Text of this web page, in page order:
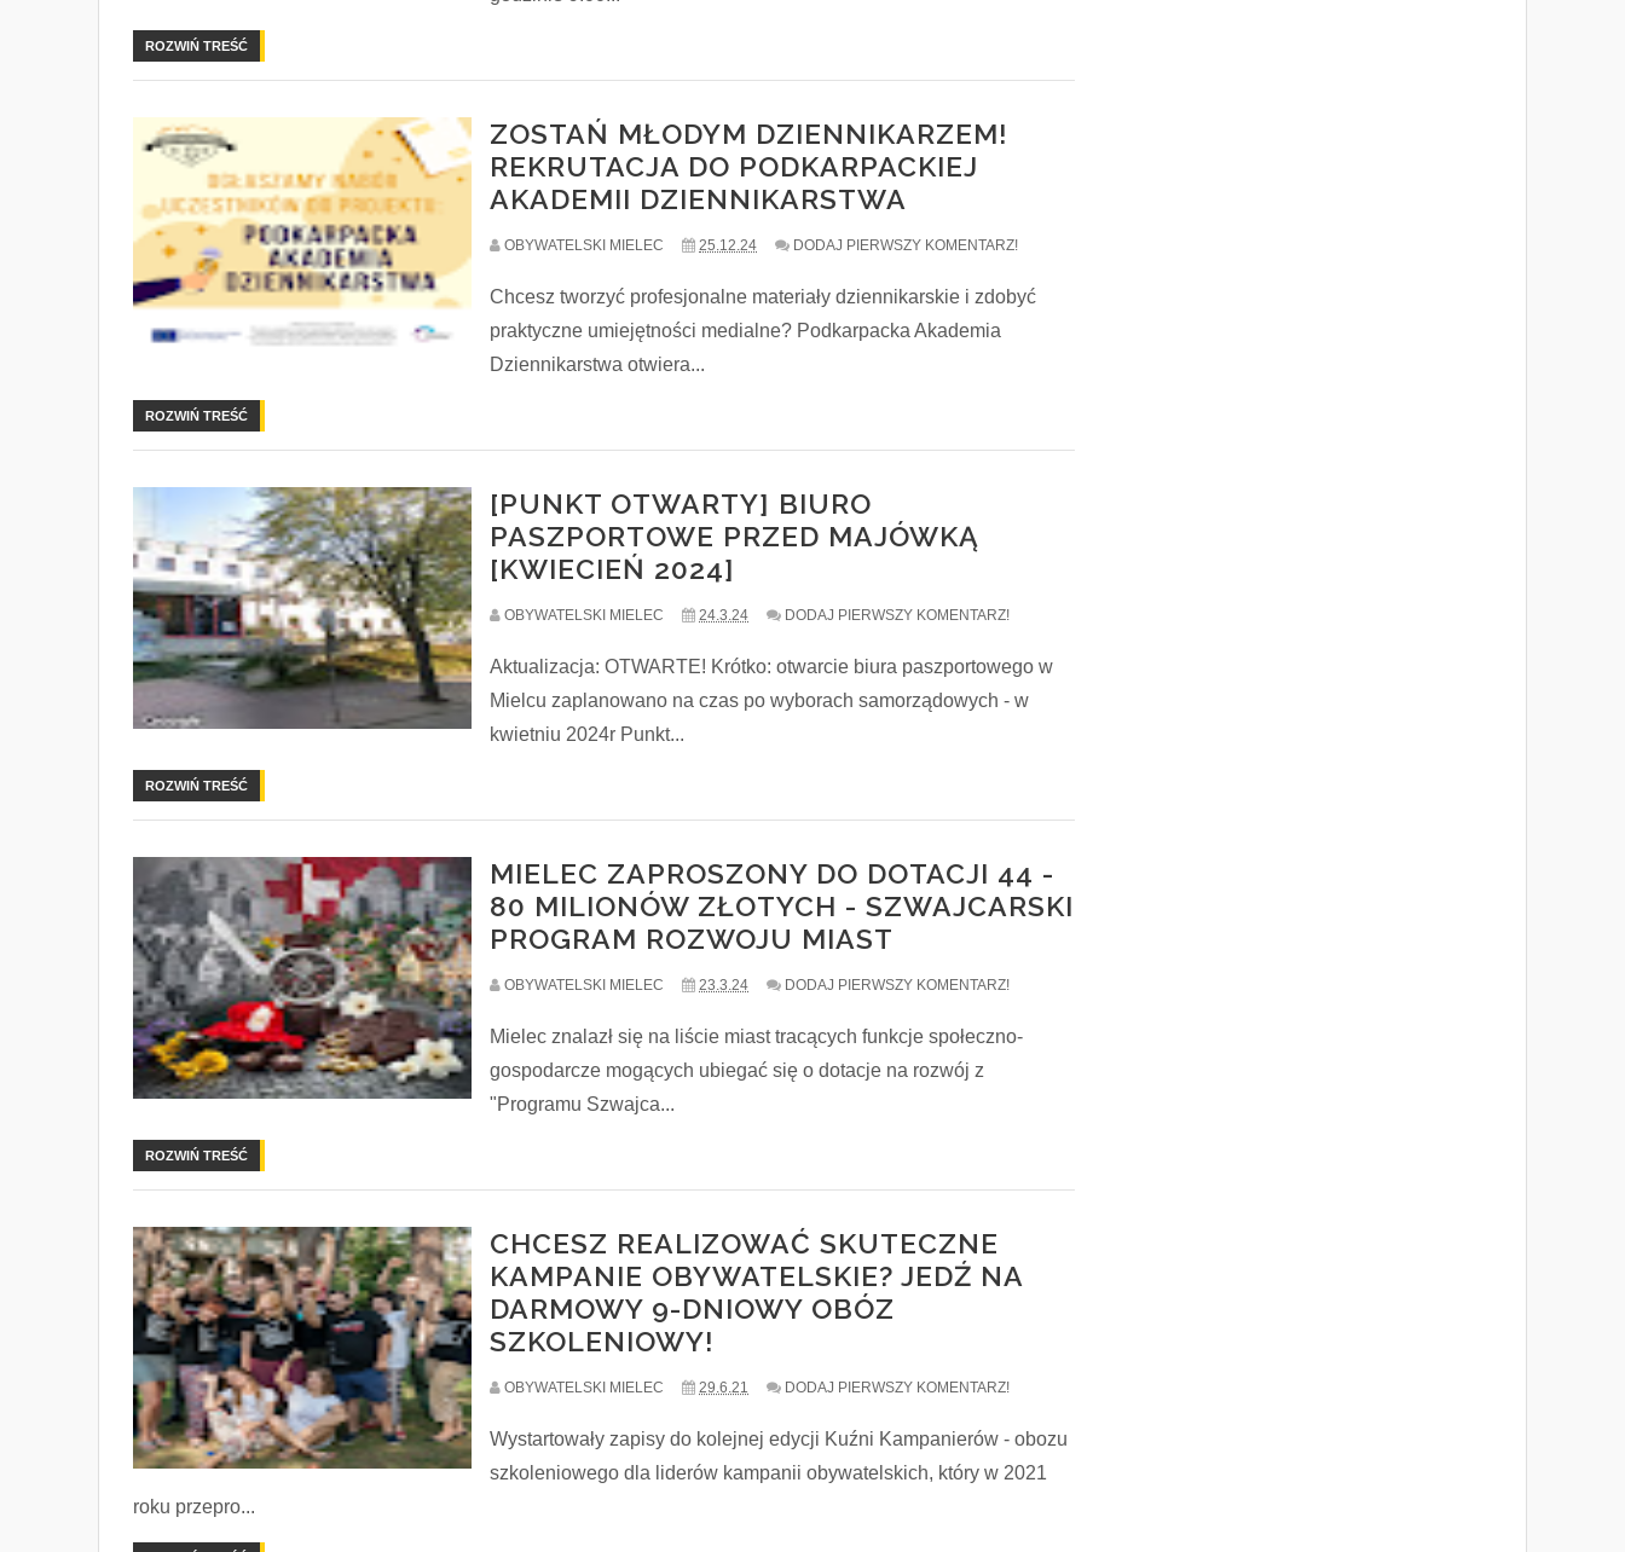
ROZWIŃ TREŚĆ
ZOSTAŃ MŁODYM DZIENNIKARZEM!
REKRUTACJA DO PODKARPACKIEJ
AKADEMII DZIENNIKARSTWA
OBYWATELSKI MIELEC 25.12.24 DODAJ PIERWSZY KOMENTARZ!
Chcesz tworzyć profesjonalne materiały dziennikarskie i zdobyć
praktyczne umiejętności medialne? Podkarpacka Akademia
Dziennikarstwa otwiera...
ROZWIŃ TREŚĆ
[PUNKT OTWARTY] BIURO
PASZPORTOWE PRZED MAJÓWKĄ
[KWIECIEŃ 2024]
OBYWATELSKI MIELEC 24.3.24 DODAJ PIERWSZY KOMENTARZ!
Aktualizacja: OTWARTE! Krótko: otwarcie biura paszportowego w
Mielcu zaplanowano na czas po wyborach samorządowych - w
kwietniu 2024r Punkt...
ROZWIŃ TREŚĆ
MIELEC ZAPROSZONY DO DOTACJI 44 -
80 MILIONÓW ZŁOTYCH - SZWAJCARSKI
PROGRAM ROZWOJU MIAST
OBYWATELSKI MIELEC 23.3.24 DODAJ PIERWSZY KOMENTARZ!
Mielec znalazł się na liście miast tracących funkcje społeczno-
gospodarcze mogących ubiegać się o dotacje na rozwój z
"Programu Szwajca...
ROZWIŃ TREŚĆ
CHCESZ REALIZOWAĆ SKUTECZNE
KAMPANIE OBYWATELSKIE? JEDŹ NA
DARMOWY 9-DNIOWY OBÓZ
SZKOLENIOWY!
OBYWATELSKI MIELEC 29.6.21 DODAJ PIERWSZY KOMENTARZ!
Wystartowały zapisy do kolejnej edycji Kuźni Kampanierów - obozu
szkoleniowego dla liderów kampanii obywatelskich, który w 2021
roku przepro...